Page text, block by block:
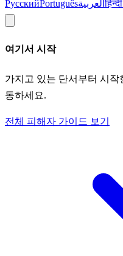
РусскийPortuguêsالعربيةहिन्दी
여기서 시작
가지고 있는 단서부터 시작
동하세요.
전체 피해자 가이드 보기